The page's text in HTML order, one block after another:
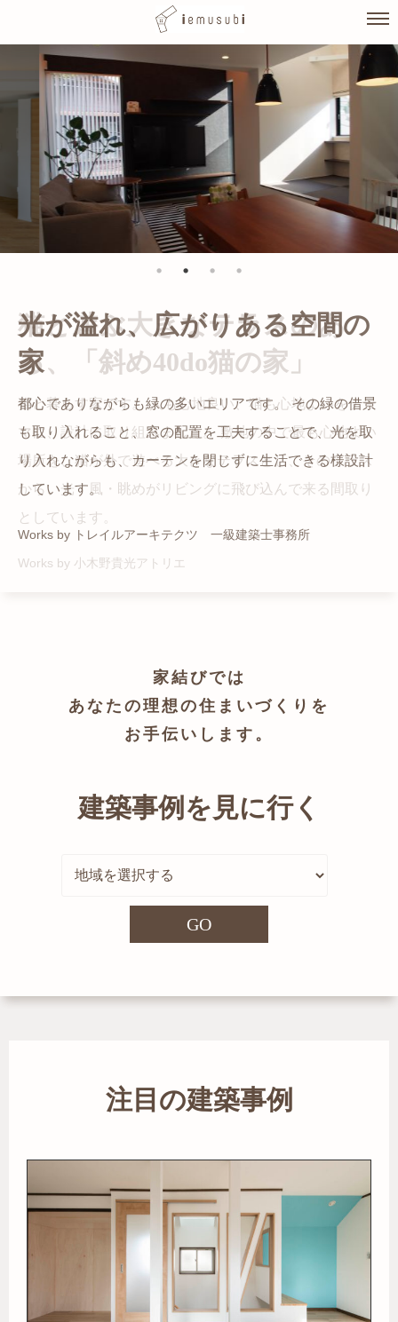
content
猫と暮らす家です。 人も心地良い、猫も心地よいをテー
マに、設計に取り組みました。 敷地の中で最も心地よい
場所を、猫が外で遊べる大きなテラスとし、そのテラス
から、光・風・眺めがリビングに飛び込んで来る間取り
としています。
Works by 小木野貴光アトリエ
光が溢れ、広がりある空間の
家
都心でありながらも緑の多いエリアです。 その緑の借景
も取り入れること、窓の配置を工夫することで、光を取
り入れながらも、カーテンを閉じずに生活できる様設計
しています。
Works by トレイルアーキテクツ 一級建築士事務所
自然の中の岩山を切り開いて造った、ワイルドなゲスト
ハウスをイメージした空間が広がる都市型住宅です。
かつての機織り工場が、その趣を残しつつ孫世帯の住居
へと蘇りました。
家結びでは
あなたの理想の住まいづくりを
お手伝いします。
建築事例を見に行く
GO
注目の建築事例